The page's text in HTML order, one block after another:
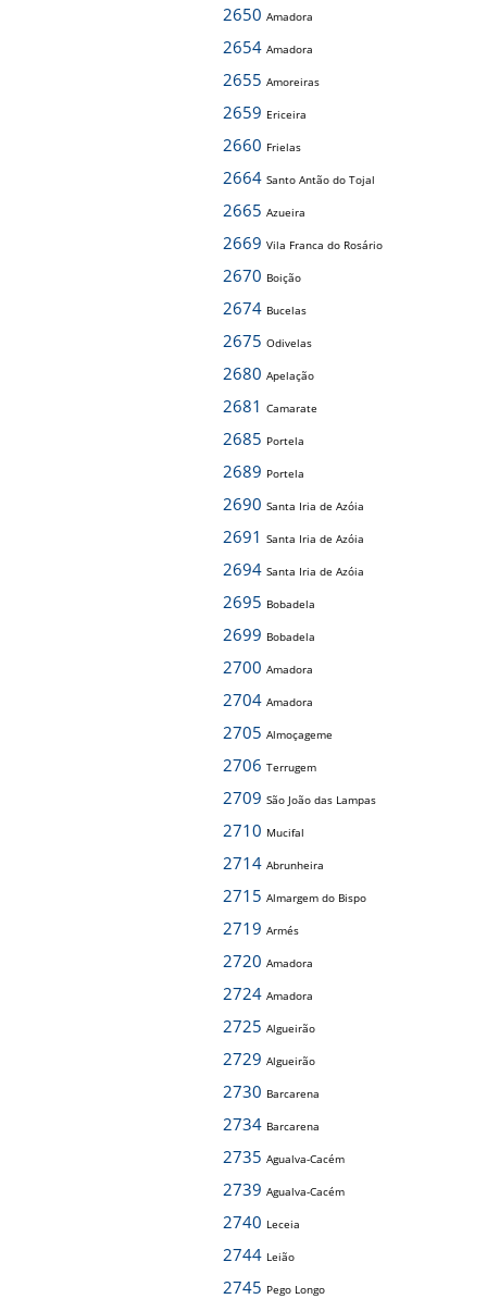
2650 Amadora
2654 Amadora
2655 Amoreiras
2659 Ericeira
2660 Frielas
2664 Santo Antão do Tojal
2665 Azueira
2669 Vila Franca do Rosário
2670 Boição
2674 Bucelas
2675 Odivelas
2680 Apelação
2681 Camarate
2685 Portela
2689 Portela
2690 Santa Iria de Azóia
2691 Santa Iria de Azóia
2694 Santa Iria de Azóia
2695 Bobadela
2699 Bobadela
2700 Amadora
2704 Amadora
2705 Almoçageme
2706 Terrugem
2709 São João das Lampas
2710 Mucifal
2714 Abrunheira
2715 Almargem do Bispo
2719 Armés
2720 Amadora
2724 Amadora
2725 Algueirão
2729 Algueirão
2730 Barcarena
2734 Barcarena
2735 Agualva-Cacém
2739 Agualva-Cacém
2740 Leceia
2744 Leião
2745 Pego Longo